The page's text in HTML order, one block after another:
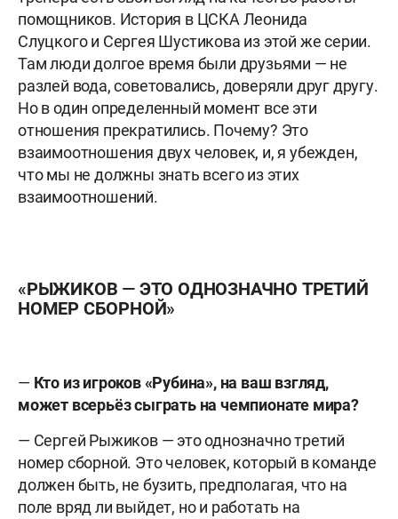
помощников. История в ЦСКА Леонида
Слуцкого и Сергея Шустикова из этой же серии.
Там люди долгое время были друзьями — не
разлей вода, советовались, доверяли друг другу.
Но в один определенный момент все эти
отношения прекратились. Почему? Это
взаимоотношения двух человек, и, я убежден,
что мы не должны знать всего из этих
взаимоотношений.
«РЫЖИКОВ — ЭТО ОДНОЗНАЧНО ТРЕТИЙ
НОМЕР СБОРНОЙ»
— Кто из игроков «Рубина», на ваш взгляд,
может всерьёз сыграть на чемпионате мира?
— Сергей Рыжиков — это однозначно третий
номер сборной. Это человек, который в команде
должен быть, не бузить, предполагая, что на
поле вряд ли выйдет, но и работать на